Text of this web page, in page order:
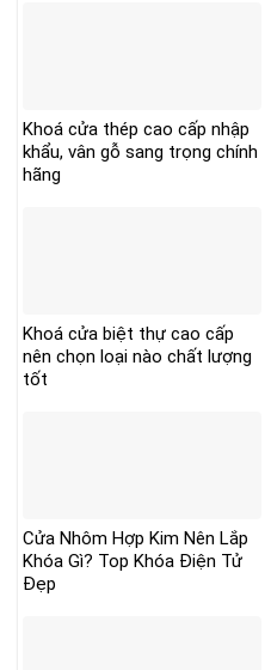
Khoá cửa thép cao cấp nhập
khẩu, vân gỗ sang trọng chính
hãng
Khoá cửa biệt thự cao cấp
nên chọn loại nào chất lượng
tốt
Cửa Nhôm Hợp Kim Nên Lắp
Khóa Gì? Top Khóa Điện Tử
Đẹp